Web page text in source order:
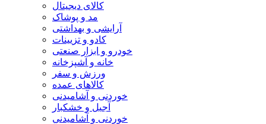
کالای دیجیتال
مد و پوشاک
آرایشی و بهداشتی
کادو و تزیینات
خودرو و ابزار صنعتی
خانه و آشپزخانه
ورزش و سفر
کالاهای عمده
خوردنی و آشامیدنی
آجیل و خشکبار
خوردنی و آشامیدنی